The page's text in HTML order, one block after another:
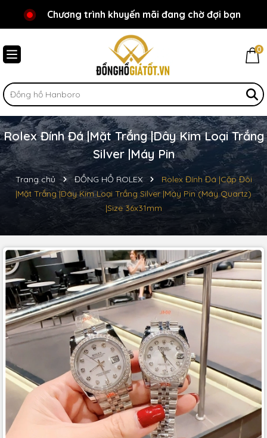
Chào mừng bạn đến với Đồnghồgiátốt.vn!
Chương trình khuyến mãi đang chờ đợi bạn
0
Rolex Đính Đá |Mặt Trắng |Dây Kim Loại Trắng
Silver |Máy Pin
Trang chủ ĐỒNG HỒ ROLEX
Rolex Đính Đá |Cặp Đôi
|Mặt Trắng |Dây Kim Loại Trắng Silver |Máy Pin (Máy Quartz)
|Size 36x31mm